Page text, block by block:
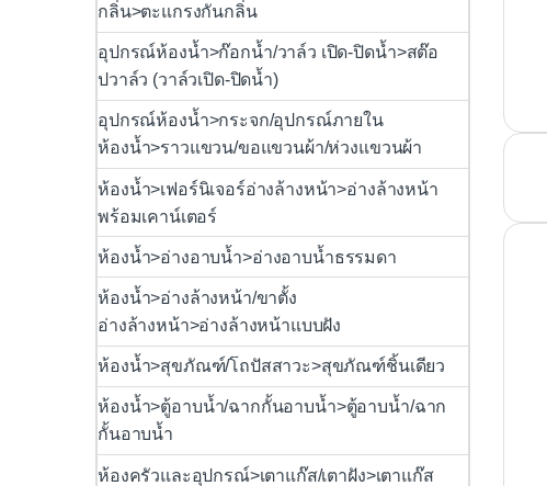
กลิ่น>ตะแกรงกันกลิ่น
อุปกรณ์ห้องน้ำ>ก๊อกน้ำ/วาล์ว เปิด-ปิดน้ำ>สต๊อ
ปวาล์ว (วาล์วเปิด-ปิดน้ำ)
อุปกรณ์ห้องน้ำ>กระจก/อุปกรณ์ภายใน
ห้องน้ำ>ราวแขวน/ขอแขวนผ้า/ห่วงแขวนผ้า
ห้องน้ำ>เฟอร์นิเจอร์อ่างล้างหน้า>อ่างล้างหน้า
พร้อมเคาน์เตอร์
ห้องน้ำ>อ่างอาบน้ำ>อ่างอาบน้ำธรรมดา
ห้องน้ำ>อ่างล้างหน้า/ขาตั้ง
อ่างล้างหน้า>อ่างล้างหน้าแบบฝัง
ห้องน้ำ>สุขภัณฑ์/โถปัสสาวะ>สุขภัณฑ์ชิ้นเดียว
ห้องน้ำ>ตู้อาบน้ำ/ฉากกั้นอาบน้ำ>ตู้อาบน้ำ/ฉาก
กั้นอาบน้ำ
ห้องครัวและอุปกรณ์>เตาแก๊ส/เตาฝัง>เตาแก๊ส